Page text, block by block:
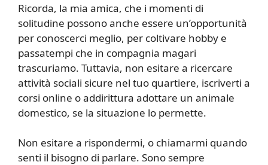
Ricorda, la mia amica, che i momenti di
solitudine possono anche essere un’opportunità
per conoscerci meglio, per coltivare hobby e
passatempi che in compagnia magari
trascuriamo. Tuttavia, non esitare a ricercare
attività sociali sicure nel tuo quartiere, iscriverti a
corsi online o addirittura adottare un animale
domestico, se la situazione lo permette.
Non esitare a rispondermi, o chiamarmi quando
senti il bisogno di parlare. Sono sempre